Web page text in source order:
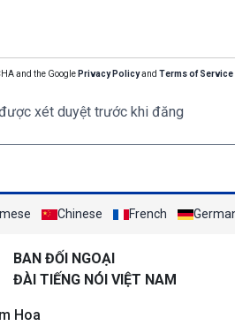
and the Google Privacy Policyand Terms of Service
xét duyệt trước khi đăng
Chinese French
BAN ĐỐI NGOẠI
ĐÀI TIẾNG NÓI VIỆT NAM
Hoa